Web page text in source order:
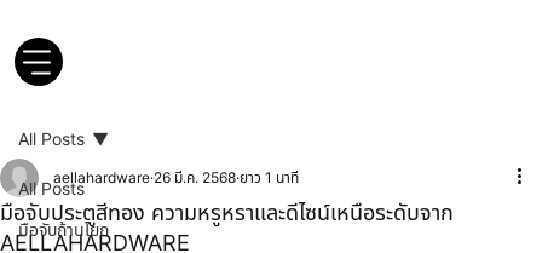
All Posts
มือจับก้านโยก
All Posts
มือจับประตูสีทอง ความหรูหราและดีไซน์เหนือระดับจาก
AELLAHARDWARE
aellahardware 26 มี.ค. 2568 ยาว 1 นาที